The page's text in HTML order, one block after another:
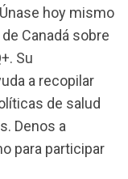
hoy mismo
Canadá sobre
Su
a recopilar
de salud
Denos a
para participar